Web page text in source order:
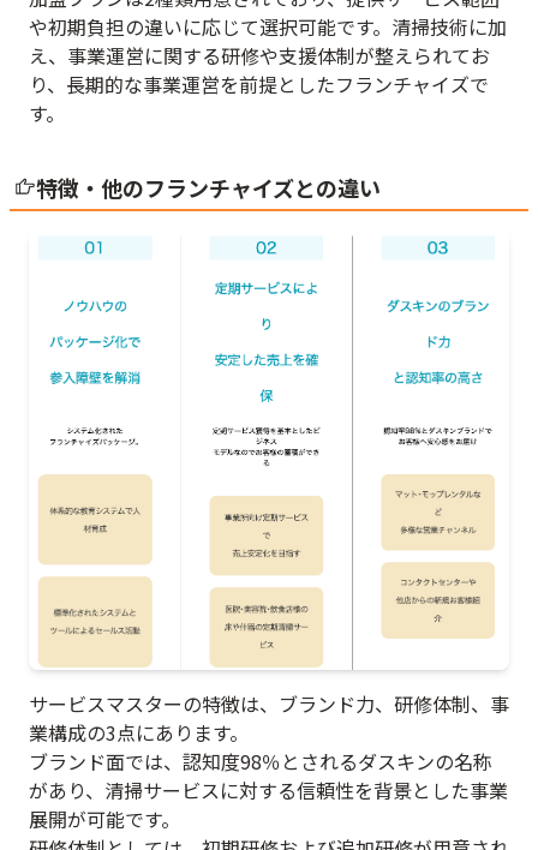
や初期負担の違いに応じて選択可能です。清掃技術に加
え、事業運営に関する研修や支援体制が整えられてお
り、長期的な事業運営を前提としたフランチャイズで
す。
特徴・他のフランチャイズとの違い
サービスマスターの特徴は、ブランド力、研修体制、事
業構成の3点にあります。
ブランド面では、認知度98％とされるダスキンの名称
があり、清掃サービスに対する信頼性を背景とした事業
展開が可能です。